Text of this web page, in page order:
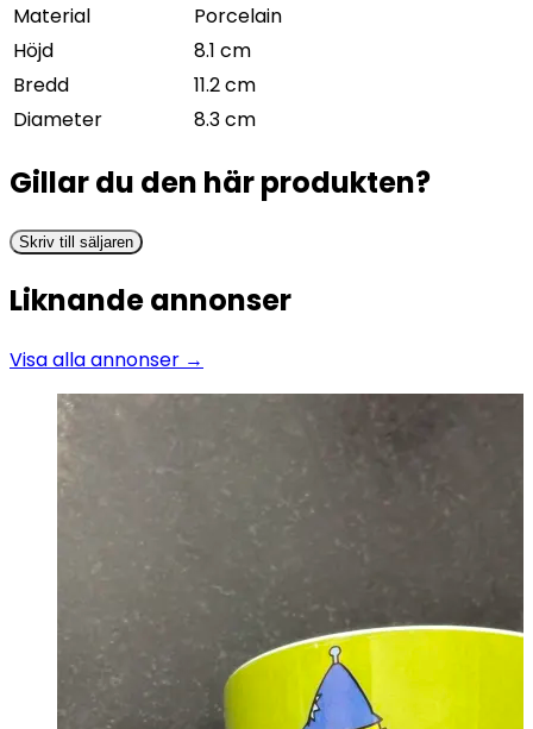
Material
Porcelain
Höjd
8.1 cm
Bredd
11.2 cm
Diameter
8.3 cm
Gillar du den här produkten?
Skriv till säljaren
Liknande annonser
Visa alla annonser →